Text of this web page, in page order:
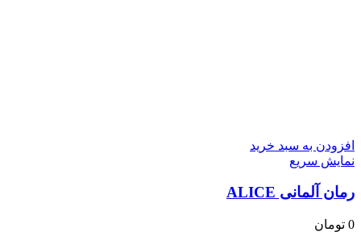
افزودن به سبد خرید
نمایش سریع
رمان آلمانی ALICE
0 تومان